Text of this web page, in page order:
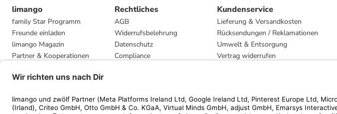
limango
family Star Programm
Freunde einladen
limango Magazin
Partner & Kooperationen
Presse
Rechtliches
AGB
Widerrufsbelehrung
Datenschutz
Compliance
Kundenservice
Lieferung & Versandkosten
Rücksendungen / Reklamationen
Umwelt & Entsorgung
Vertrag widerrufen